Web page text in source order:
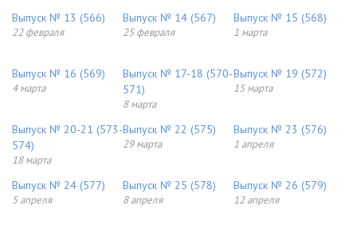
Выпуск № 13 (566)
22 февраля
Выпуск № 14 (567)
25 февраля
Выпуск № 15 (568)
1 марта
Выпуск № 16 (569)
4 марта
Выпуск № 17-18 (570-
571)
8 марта
Выпуск № 19 (572)
15 марта
Выпуск № 20-21 (573-
574)
18 марта
Выпуск № 22 (575)
29 марта
Выпуск № 23 (576)
1 апреля
Выпуск № 24 (577)
5 апреля
Выпуск № 25 (578)
8 апреля
Выпуск № 26 (579)
12 апреля